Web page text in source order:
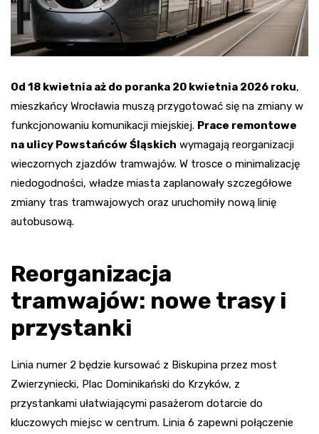
Od 18 kwietnia aż do poranka 20 kwietnia 2026 roku,
mieszkańcy Wrocławia muszą przygotować się na zmiany w
funkcjonowaniu komunikacji miejskiej. Prace remontowe
na ulicy Powstańców Śląskich wymagają reorganizacji
wieczornych zjazdów tramwajów. W trosce o minimalizację
niedogodności, władze miasta zaplanowały szczegółowe
zmiany tras tramwajowych oraz uruchomiły nową linię
autobusową.
Reorganizacja
tramwajów: nowe trasy i
przystanki
Linia numer 2 będzie kursować z Biskupina przez most
Zwierzyniecki, Plac Dominikański do Krzyków, z
przystankami ułatwiającymi pasażerom dotarcie do
kluczowych miejsc w centrum. Linia 6 zapewni połączenie